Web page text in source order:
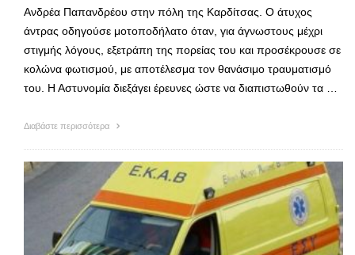
Ανδρέα Παπανδρέου στην πόλη της Καρδίτσας. Ο άτυχος
άντρας οδηγούσε μοτοποδήλατο όταν, για άγνωστους μέχρι
στιγμής λόγους, εξετράπη της πορείας του και προσέκρουσε σε
κολώνα φωτισμού, με αποτέλεσμα τον θανάσιμο τραυματισμό
του. Η Αστυνομία διεξάγει έρευνες ώστε να διαπιστωθούν τα …
Διαβάστε περισσότερα